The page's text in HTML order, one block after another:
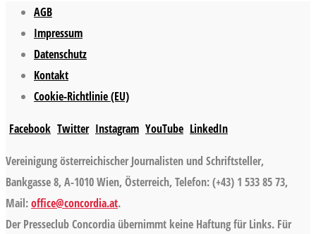
AGB
Impressum
Datenschutz
Kontakt
Cookie-Richtlinie (EU)
Facebook Twitter Instagram YouTube LinkedIn
Vereinigung österreichischer Journalisten und Schriftsteller,
Bankgasse 8, A-1010 Wien, Österreich, Telefon: (+43) 1 533 85 73,
Mail:office@concordia.at.
Der Presseclub Concordia übernimmt keine Haftung für Links. Für